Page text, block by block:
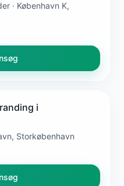
· København K,
i
Storkøbenhavn